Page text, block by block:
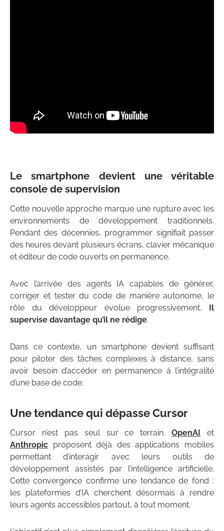
Le smartphone devient une véritable
console de supervision
Cette nouvelle approche marque une rupture avec les
environnements de développement traditionnels.
Pendant des décennies, programmer signifiait passer
des heures devant plusieurs écrans, clavier mécanique
et éditeur de code ouverts en permanence.
Avec l’arrivée des agents IA capables de générer,
corriger et tester du code de manière autonome, le
rôle du développeur évolue progressivement.
Il
supervise davantage qu’il ne rédige.
Dans ce contexte, un smartphone devient suffisant
pour piloter des tâches complexes à distance, sans
avoir besoin d’accéder en permanence à l’intégralité
d’une base de code.
Une tendance qui dépasse Cursor
Cursor n’est pas seul sur ce terrain.OpenAI
et
Anthropic proposent déjà des applications mobiles
permettant d’interagir avec leurs outils de
développement assistés par l’intelligence artificielle.
Cette convergence confirme une tendance de fond :
les plateformes d’IA cherchent désormais à rendre
leurs agents accessibles partout, à tout moment.